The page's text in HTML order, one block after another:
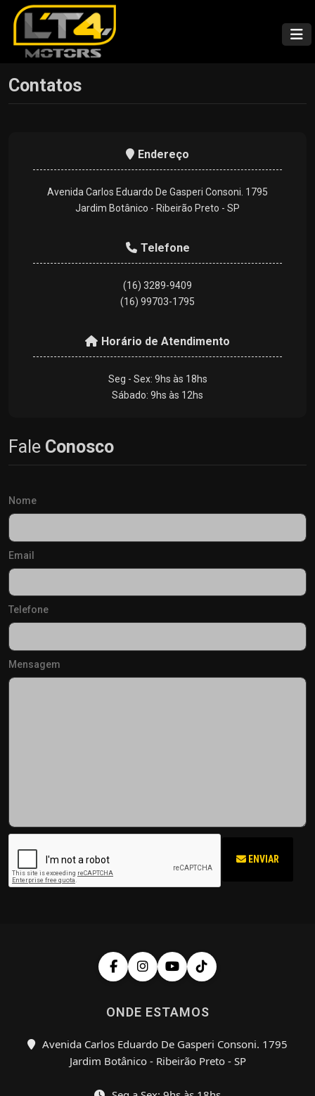
Contatos
Endereço
Avenida Carlos Eduardo De Gasperi Consoni. 1795
Jardim Botânico - Ribeirão Preto - SP
Telefone
(16) 3289-9409
(16) 99703-1795
Horário de Atendimento
Seg - Sex: 9hs às 18hs
Sábado: 9hs às 12hs
Fale Conosco
Nome
Email
Telefone
Mensagem
ENVIAR
ONDE ESTAMOS
Avenida Carlos Eduardo De Gasperi Consoni. 1795
Jardim Botânico - Ribeirão Preto - SP